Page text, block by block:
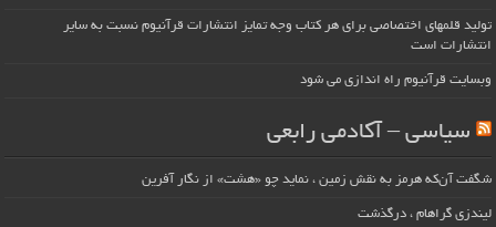
تولید قلمهای اختصاصی برای هر کتاب وجه تمایز انتشارات قرآنیوم نسبت به سایر
انتشارات است
وبسایت قرآنیوم راه اندازی می شود
سیاسی – آکادمی رابعی
شگفت آن‌که هرمز به نقش زمین ، نماید چو «هشت» از نگار آفرین
لیندزی گراهام ، درگذشت